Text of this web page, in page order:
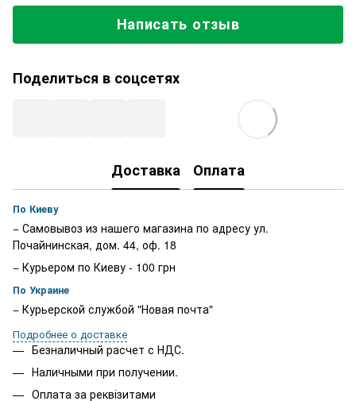
Написать отзыв
Поделиться в соцсетях
Доставка Оплата
По Киеву
− Самовывоз из нашего магазина по адресу ул.
Почайнинская, дом. 44, оф. 18
− Курьером по Киеву - 100 грн
По Украине
− Курьерской службой "Новая почта"
Подробнее о доставке
Безналичный расчет с НДС.
Наличными при получении.
Оплата за реквізитами